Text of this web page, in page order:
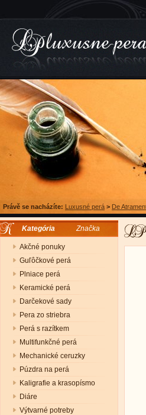
Právě se nacházíte: Luxusné perá > De
Kategória Značka
Akčné ponuky
Guľôčkové perá
Plniace perá
Keramické perá
Darčekové sady
Pera zo striebra
Perá s razítkem
Multifunkčné perá
Mechanické ceruzky
Púzdra na perá
Kaligrafie a krasopísmo
Diáre
Výtvarné potreby